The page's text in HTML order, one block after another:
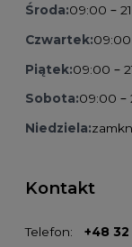
Środa:09:00 –
Czwartek:09:00
Piątek:09:00 –
Sobota:09:00 –
Niedziela:
Kontakt
Telefon: +48